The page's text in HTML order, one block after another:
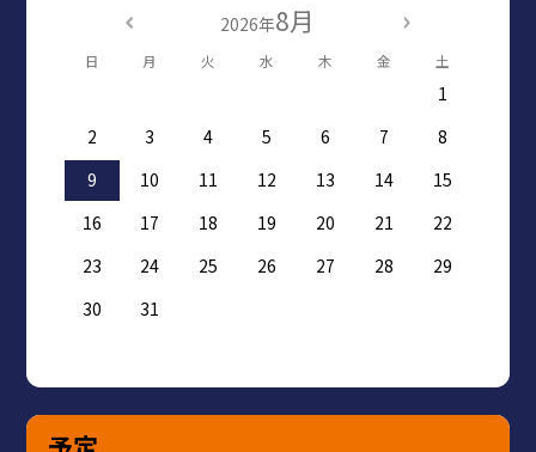
2026年8月
日 月 火 水 木 金 土
1
2
3 4 5 6 7
8
9
10 11 12 13 14
15
16
17 18 19 20 21
22
23
24 25 26 27 28
29
30
31